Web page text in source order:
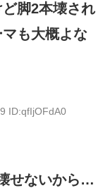
脚2本壊され
も大概よな
ID:qfIjOFdA0
せないから…